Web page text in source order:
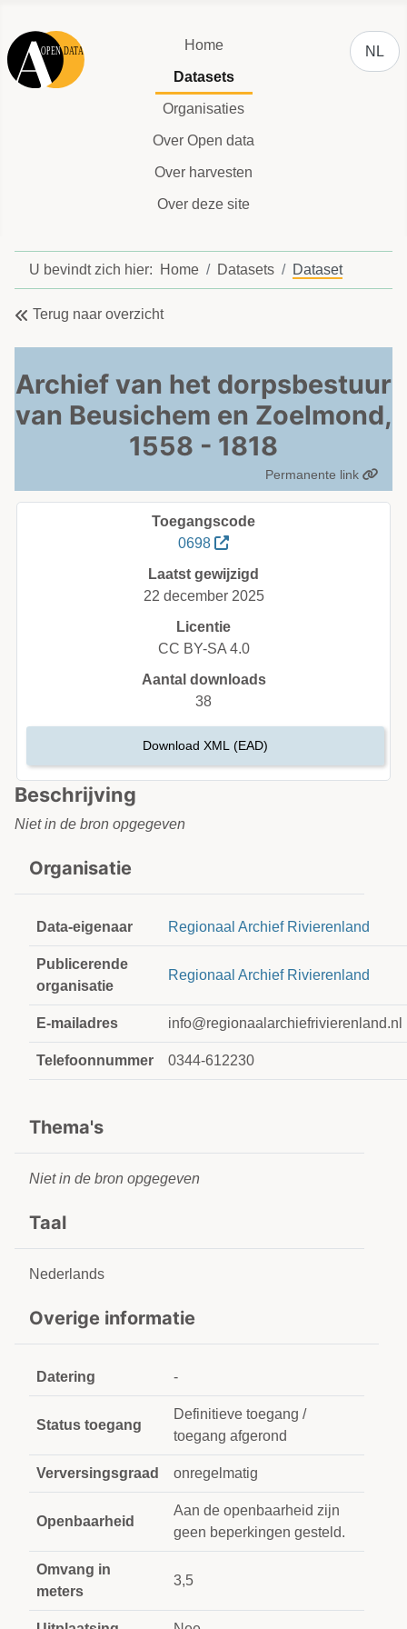
Home
Datasets
Organisaties
Over Open data
Over harvesten
Over deze site
NL
U bevindt zich hier: Home Datasets Dataset
Terug naar overzicht
Archief van het dorpsbestuur
van Beusichem en Zoelmond,
1558 - 1818
Permanente link
Beschrijving
Niet in de bron opgegeven
Organisatie
Data-eigenaar Regionaal Archief Rivierenland
Publicerende
organisatie
Regionaal Archief Rivierenland
E-mailadres info@regionaalarchiefrivierenland.nl
Telefoonnummer 0344-612230
Thema's
Niet in de bron opgegeven
Taal
Nederlands
Overige informatie
Datering -
Status toegang
Definitieve toegang /
toegang afgerond
Verversingsgraad onregelmatig
Openbaarheid
Aan de openbaarheid zijn
geen beperkingen gesteld.
Omvang in
meters
3,5
Toegangscode
0698
Laatst gewijzigd
22 december 2025
Licentie
CC BY-SA 4.0
Aantal downloads
38
Download XML (EAD)